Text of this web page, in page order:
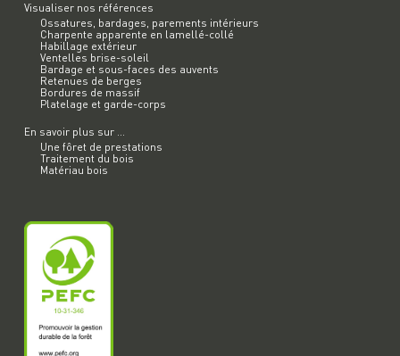
Visualiser nos références
Ossatures, bardages, parements intérieurs
Charpente apparente en lamellé-collé
Habillage extérieur
Ventelles brise-soleil
Bardage et sous-faces des auvents
Retenues de berges
Bordures de massif
Platelage et garde-corps
En savoir plus sur ...
Une fôret de prestations
Traitement du bois
Matériau bois